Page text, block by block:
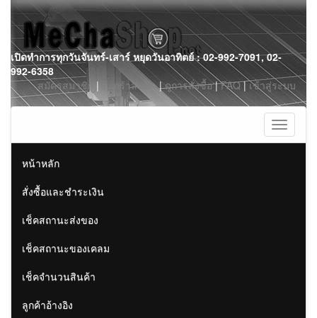
Skip
to
content
เปิดทำการทุกวันจันทร์-เสาร์ หยุดวันอาทิตย์ : 02-992-7091, 02-
992-6358
สมัครสมาชิก | ตะกร้าสินค้า|ดูการสั่งซื้อ|FAQ|เข้าสู่ระบบ
Toggle
หน้าหลัก
สั่งซื้อและชำระเงิน
เช็คสถานะส่งของ
เช็คสถานะของเคลม
เช็คจำนวนสินค้า
ลูกค้าอ้างอิง